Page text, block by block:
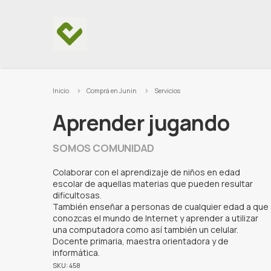
Inicio Comprá en Junin Servicios
Aprender jugando
SOMOS COMUNIDAD
Colaborar con el aprendizaje de niños en edad
escolar de aquellas materias que pueden resultar
dificultosas.
También enseñar a personas de cualquier edad a que
conozcas el mundo de Internet y aprender a utilizar
una computadora como así también un celular.
Docente primaria, maestra orientadora y de
informática.
SKU: 458